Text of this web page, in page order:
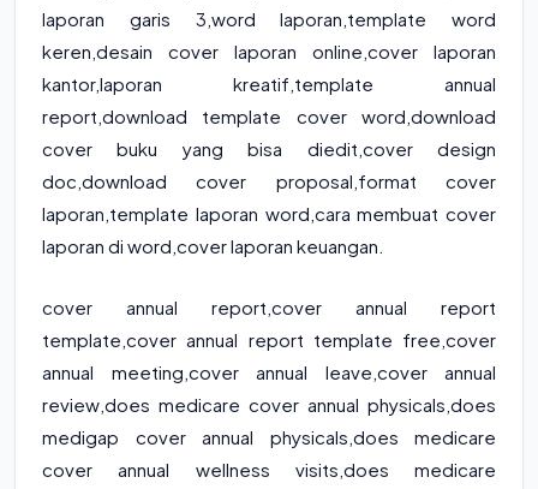
laporan garis 3,word laporan,template word
keren,desain cover laporan online,cover laporan
kantor,laporan kreatif,template annual
report,download template cover word,download
cover buku yang bisa diedit,cover design
doc,download cover proposal,format cover
laporan,template laporan word,cara membuat cover
laporan di word,cover laporan keuangan.
cover annual report cover annual report
template cover annual report template free cover
annual meeting cover annual leave cover annual
review does medicare cover annual physicals does
medigap cover annual physicals does medicare
cover annual wellness visits does medicare